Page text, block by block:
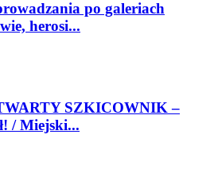
po galeriach
herosi...
SZKICOWNIK –
/ Miejski...